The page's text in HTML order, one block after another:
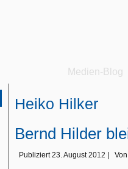
Medien-Blog
Heiko Hilker
Bernd Hilder
Publiziert 23. August 2012 Von